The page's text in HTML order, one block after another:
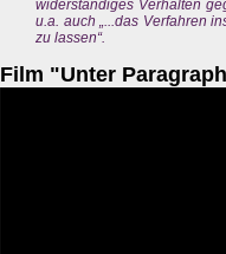
widerständiges Verhalten
u.a. auch „...das Verfahren
zu lassen“.
Film "Unter